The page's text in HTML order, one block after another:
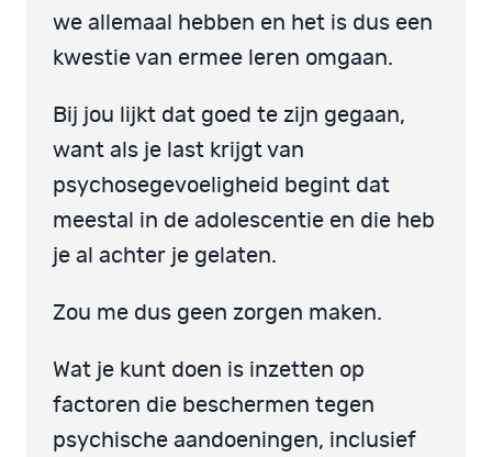
we allemaal hebben en het is dus een
kwestie van ermee leren omgaan.
Bij jou lijkt dat goed te zijn gegaan,
want als je last krijgt van
psychosegevoeligheid begint dat
meestal in de adolescentie en die heb
je al achter je gelaten.
Zou me dus geen zorgen maken.
Wat je kunt doen is inzetten op
factoren die beschermen tegen
psychische aandoeningen, inclusief